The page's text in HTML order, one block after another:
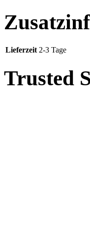
Lieferzeit 2-3 Tage
Trusted